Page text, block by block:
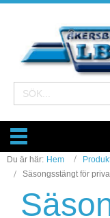
Du är här: Hem
Säsongsstängt för